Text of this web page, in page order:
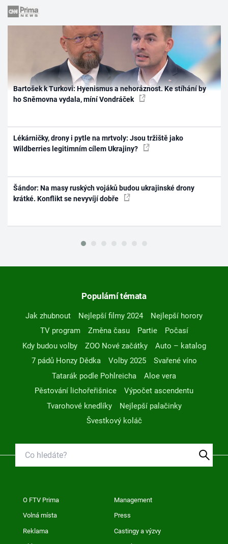
Bartošek k Turkovi: Hyenismus a nehoráznost. Ke stíhání by
ho Sněmovna vydala, míní Vondráček
Lékárničky, drony i pytle na mrtvoly: Jsou tržiště jako
Wildberries legitimním cílem Ukrajiny?
Šándor: Na masy ruských vojáků budou ukrajinské drony
krátké. Konflikt se nevyvíjí dobře
Populární témata
Jak zhubnout Nejlepší filmy 2024
Nejlepší horory
TV program
Změna času Partie
Počasí
Kdy budou volby
ZOO Nové začátky
Auto – katalog
7 pádů Honzy Dědka
Volby 2025
Svařené víno
Tatarák podle Pohlreicha
Aloe vera
Pěstování lichořeřišnice
Výpočet ascendentu
Tvarohové knedlíky
Nejlepší palačinky
Švestkový koláč
O FTV Prima Management
Volná místa Press
Reklama Castingy a výzvy